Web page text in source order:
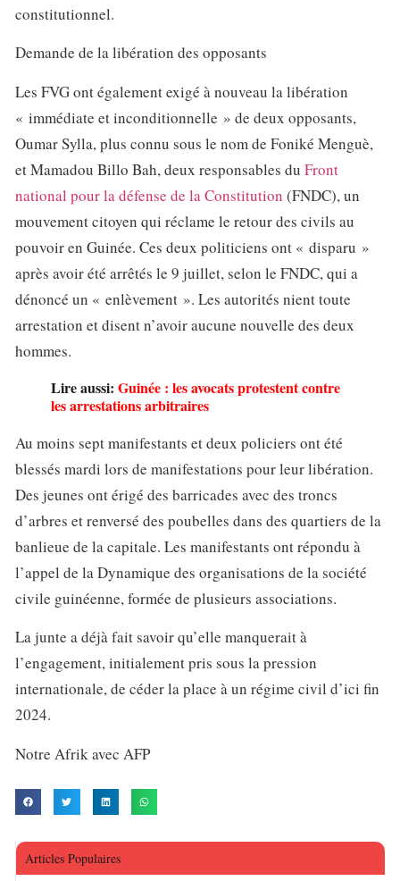
constitutionnel.
Demande de la libération des opposants
Les FVG ont également exigé à nouveau la libération
« immédiate et inconditionnelle » de deux opposants,
Oumar Sylla, plus connu sous le nom de Foniké Menguè,
et Mamadou Billo Bah, deux responsables du Front
national pour la défense de la Constitution (FNDC), un
mouvement citoyen qui réclame le retour des civils au
pouvoir en Guinée. Ces deux politiciens ont « disparu »
après avoir été arrêtés le 9 juillet, selon le FNDC, qui a
dénoncé un « enlèvement ». Les autorités nient toute
arrestation et disent n’avoir aucune nouvelle des deux
hommes.
Lire aussi: Guinée : les avocats protestent contre
les arrestations arbitraires
Au moins sept manifestants et deux policiers ont été
blessés mardi lors de manifestations pour leur libération.
Des jeunes ont érigé des barricades avec des troncs
d’arbres et renversé des poubelles dans des quartiers de la
banlieue de la capitale. Les manifestants ont répondu à
l’appel de la Dynamique des organisations de la société
civile guinéenne, formée de plusieurs associations.
La junte a déjà fait savoir qu’elle manquerait à
l’engagement, initialement pris sous la pression
internationale, de céder la place à un régime civil d’ici fin
2024.
Notre Afrik avec AFP
Articles Populaires